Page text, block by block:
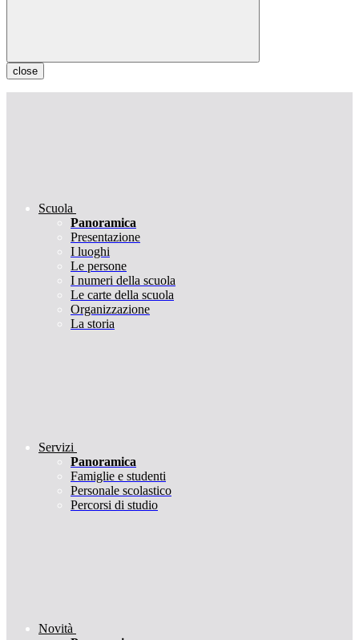
close
Scuola
Panoramica
Presentazione
I luoghi
Le persone
I numeri della scuola
Le carte della scuola
Organizzazione
La storia
Servizi
Panoramica
Famiglie e studenti
Personale scolastico
Percorsi di studio
Novità